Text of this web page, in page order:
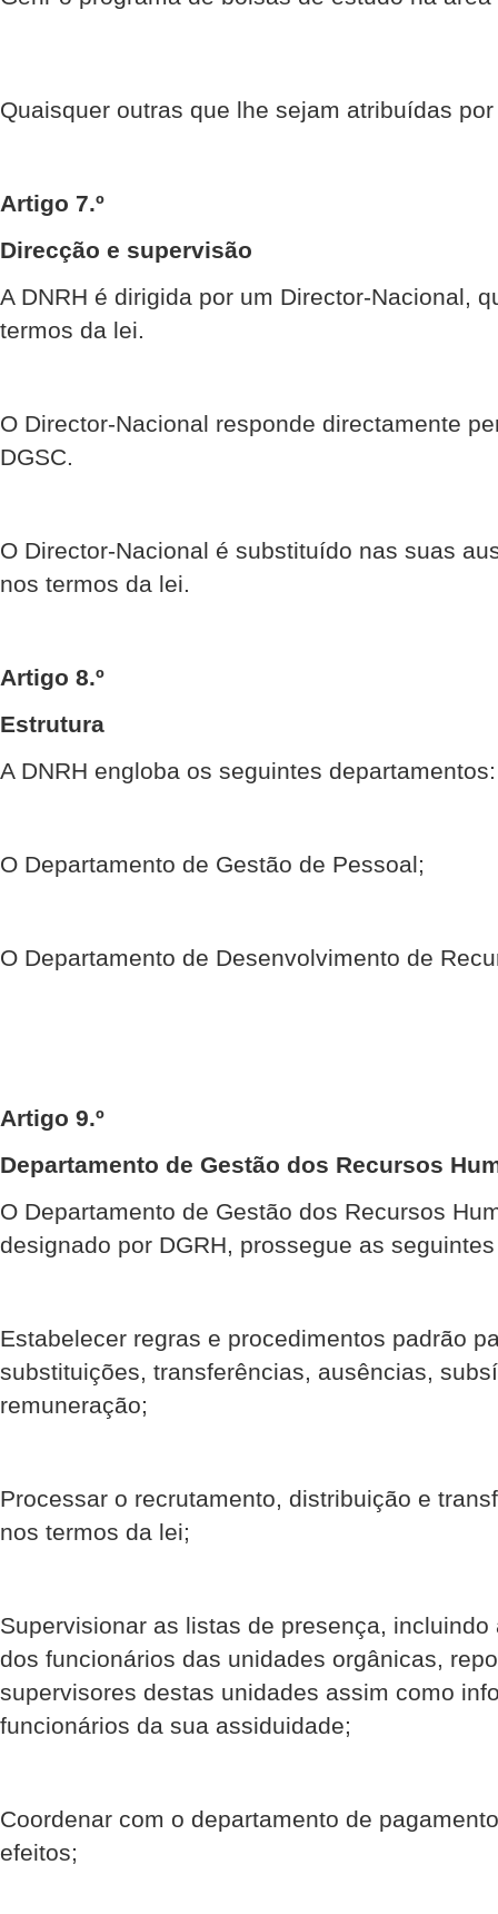
Quaisquer outras que lhe sejam atribuídas
Artigo 7.º
Direcção e supervisão
A DNRH é dirigida por um Director-Nacional,
termos da lei.
O Director-Nacional responde directamente
DGSC.
O Director-Nacional é substituído nas suas
nos termos da lei.
Artigo 8.º
Estrutura
A DNRH engloba os seguintes departamentos:
O Departamento de Gestão de Pessoal;
O Departamento de Desenvolvimento de
Artigo 9.º
Departamento de Gestão dos Recursos
O Departamento de Gestão dos Recursos
designado por DGRH, prossegue as
Estabelecer regras e procedimentos padrão
substituições, transferências, ausências,
remuneração;
Processar o recrutamento, distribuição e
nos termos da lei;
Supervisionar as listas de presença,
dos funcionários das unidades orgânicas,
supervisores destas unidades assim como
funcionários da sua assiduidade;
Coordenar com o departamento de
efeitos;